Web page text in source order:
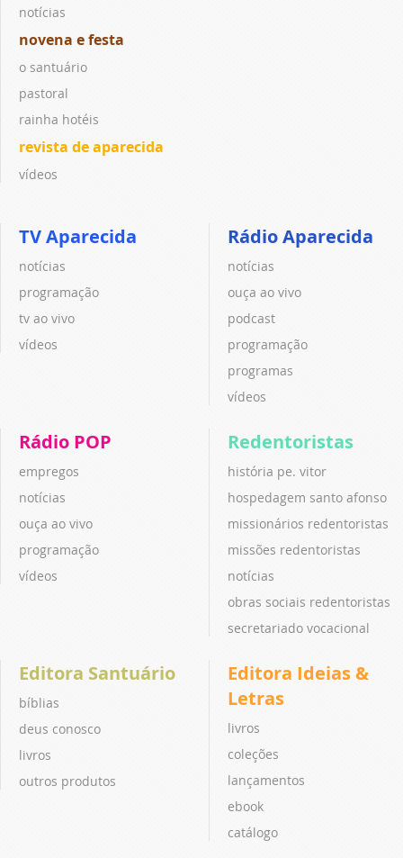
notícias
novena e festa
o santuário
pastoral
rainha hotéis
revista de aparecida
vídeos
TV Aparecida
notícias
programação
tv ao vivo
vídeos
Rádio Aparecida
notícias
ouça ao vivo
podcast
programação
programas
vídeos
Rádio POP
empregos
notícias
ouça ao vivo
programação
vídeos
Redentoristas
história pe. vitor
hospedagem santo afonso
missionários redentoristas
missões redentoristas
notícias
obras sociais redentoristas
secretariado vocacional
Editora Santuário
bíblias
deus conosco
livros
outros produtos
Editora Ideias &
Letras
livros
coleções
lançamentos
ebook
catálogo